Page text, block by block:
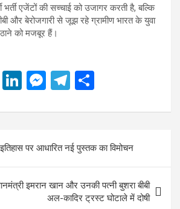
एजेंटों की सच्चाई को उजागर करती है, बल्कि
और बेरोजगारी से जूझ रहे ग्रामीण भारत के युवा
को मजबूर हैं।
W
s
A
Li
ke
n
M
se
n
g
er
T
e
gr
a
m
ar
पर आधारित नई पुस्तक का विमोचन
इमरान खान और उनकी पत्नी बुशरा बीबी
अल-कादिर ट्रस्ट घोटाले में दोषी